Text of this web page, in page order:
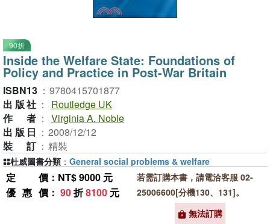
90折
Inside the Welfare State: Foundations of
Policy and Practice in Post-War Britain
ISBN13 ： 9780415701877
出版社 ：
Routledge UK
作者 ： Virginia A. Noble
出版日 ： 2008/12/12
裝訂 ： 精裝
定價 ：NT$ 9000 元
優惠價 ： 90折8100 元
若需訂購本書，請電洽客服 02-
25006600[分機130、131]。
無法訂購
杜威圖書分類 ： General social problems & welfare